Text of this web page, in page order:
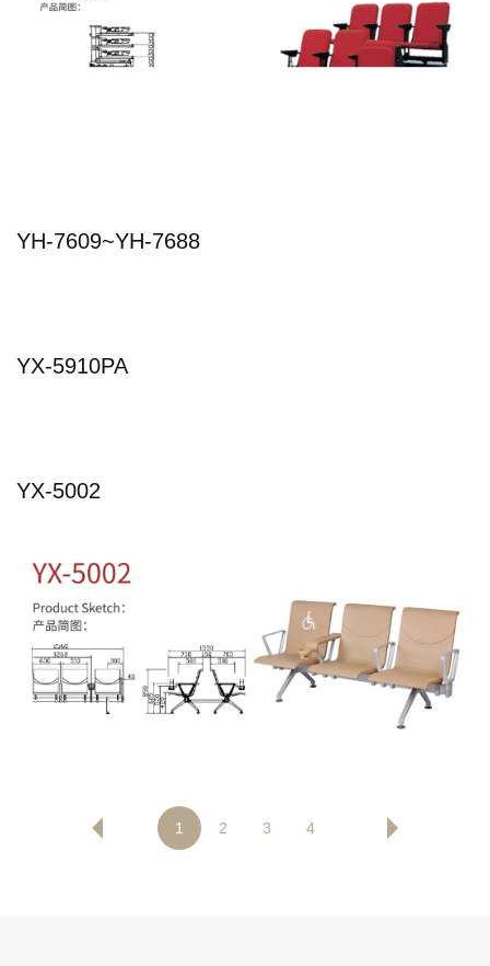
YH-7609~YH-7688
YX-5910PA
YX-5002
1 2 3 4